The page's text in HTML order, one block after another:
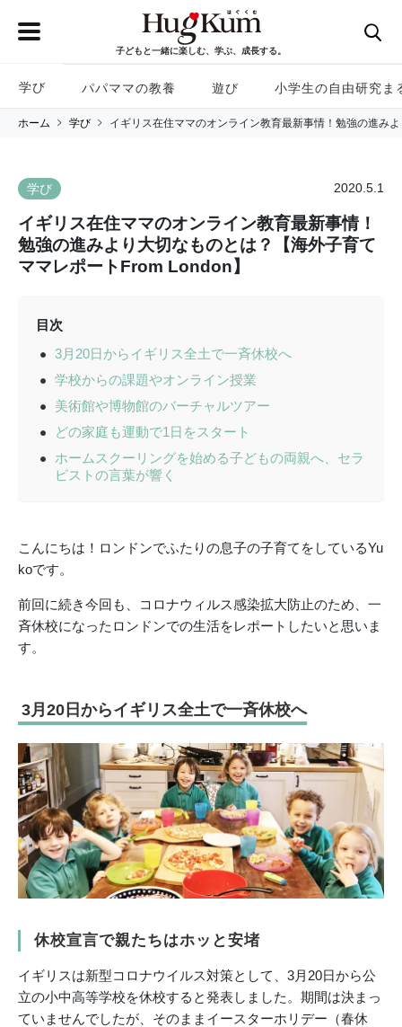
子どもと一緒に楽しむ、学ぶ、成長する。
学び パパママの教養 遊び 小学生の自由研究ま
ホーム 学び イギリス在住ママのオンライン教育最新事情！勉強の進み
学び 2020.5.1
イギリス在住ママのオンライン教育最新事情！
勉強の進みより大切なものとは？【海外子育て
ママレポートFrom London】
目次
3月20日からイギリス全土で一斉休校へ
学校からの課題やオンライン授業
美術館や博物館のバーチャルツアー
どの家庭も運動で1日をスタート
ホームスクーリングを始める子どもの両親へ、セラ
ピストの言葉が響く
こんにちは！ロンドンでふたりの息子の子育てをしているYu
koです。
前回に続き今回も、コロナウィルス感染拡大防止のため、一
斉休校になったロンドンでの生活をレポートしたいと思いま
す。
3月20日からイギリス全土で一斉休校へ
休校宣言で親たちはホッと安堵
イギリスは新型コロナウイルス対策として、3月20日から公
立の小中高等学校を休校すると発表しました。期間は決まっ
ていませんでしたが、そのままイースターホリデー（春休